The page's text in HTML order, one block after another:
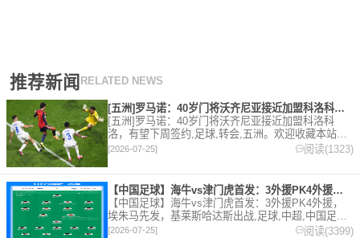
推荐新闻 RELATED NEWS
[五洲]罗马诺：40岁门将沃齐尼亚接近加盟科洛科洛，有望下周
[五洲]罗马诺：40岁门将沃齐尼亚接近加盟科洛科
洛，有望下周签约,足球,转会,五洲。欢迎收藏本站，
24小时为你更新最新的足球，篮球体育资讯。
[2026-07-25] 阅读(1323)
【中国足球】海牛vs津门虎首发：3外援PK4外援，埃朱马先发
【中国足球】海牛vs津门虎首发：3外援PK4外援，
埃朱马先发，基莱斯哈达斯出战,足球,中超,中国足球,
天津津门虎,青岛海牛。欢迎收藏本站，24小时为你更
[2026-07-25] 阅读(3399)